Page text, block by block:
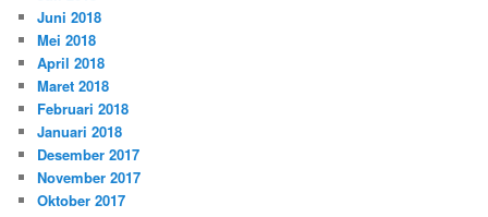
Juni 2018
Mei 2018
April 2018
Maret 2018
Februari 2018
Januari 2018
Desember 2017
November 2017
Oktober 2017